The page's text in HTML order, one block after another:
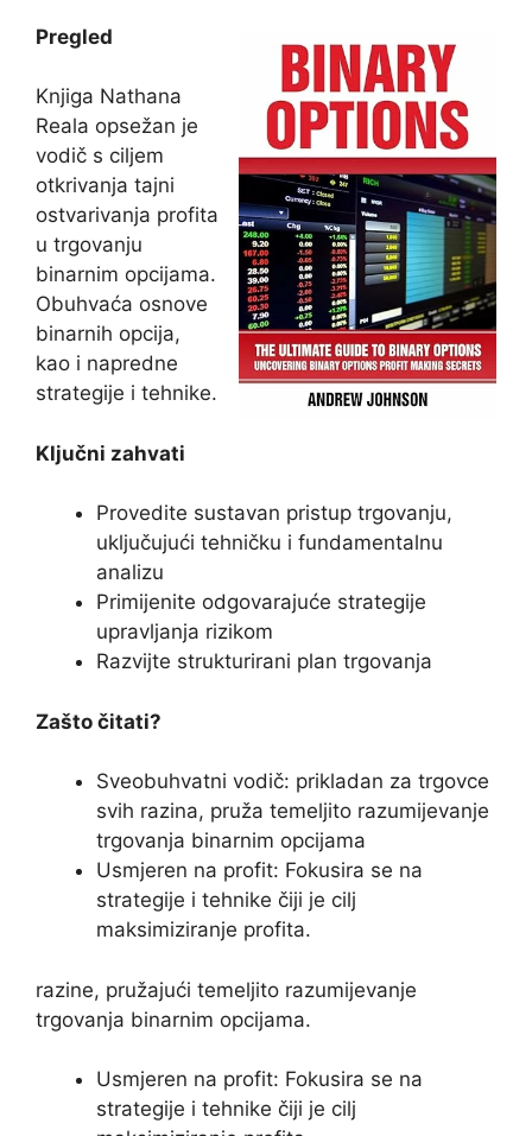
Pregled
Knjiga Nathana
Reala opsežan je
vodič s ciljem
otkrivanja tajni
ostvarivanja profita
u trgovanju
binarnim opcijama.
Obuhvaća osnove
binarnih opcija,
kao i napredne
strategije i tehnike.
Ključni zahvati
Provedite sustavan pristup trgovanju,
uključujući tehničku i fundamentalnu
analizu
Primijenite odgovarajuće strategije
upravljanja rizikom
Razvijte strukturirani plan trgovanja
Zašto čitati?
Sveobuhvatni vodič: prikladan za trgovce
svih razina, pruža temeljito razumijevanje
trgovanja binarnim opcijama
Usmjeren na profit: Fokusira se na
strategije i tehnike čiji je cilj
maksimiziranje profita.
razine, pružajući temeljito razumijevanje
trgovanja binarnim opcijama.
Usmjeren na profit: Fokusira se na
strategije i tehnike čiji je cilj